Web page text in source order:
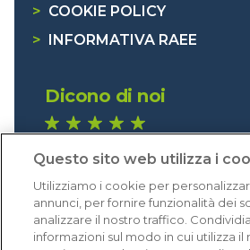
> COOKIE POLICY
>
INFORMATIVA RAEE
Dicono di noi
Eccellente (4,8)
Acquisti verificati
Questo sito web utilizza i
Utilizziamo i cookie per
annunci, per fornire funzionalità dei
analizzare il nostro traffico.
informazioni sul modo in cui utilizza il